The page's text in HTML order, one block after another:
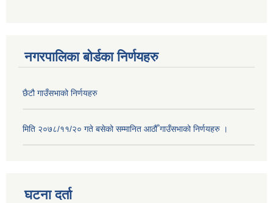
नगरपालिका बोर्डका निर्णयहरु
छैटौ गाउँसभाको निर्णयहरु
मिति २०७८/११/२० गते बसेको सम्मानित आठौँ गाउँसभाको निर्णयहरु ।
घटना दर्ता